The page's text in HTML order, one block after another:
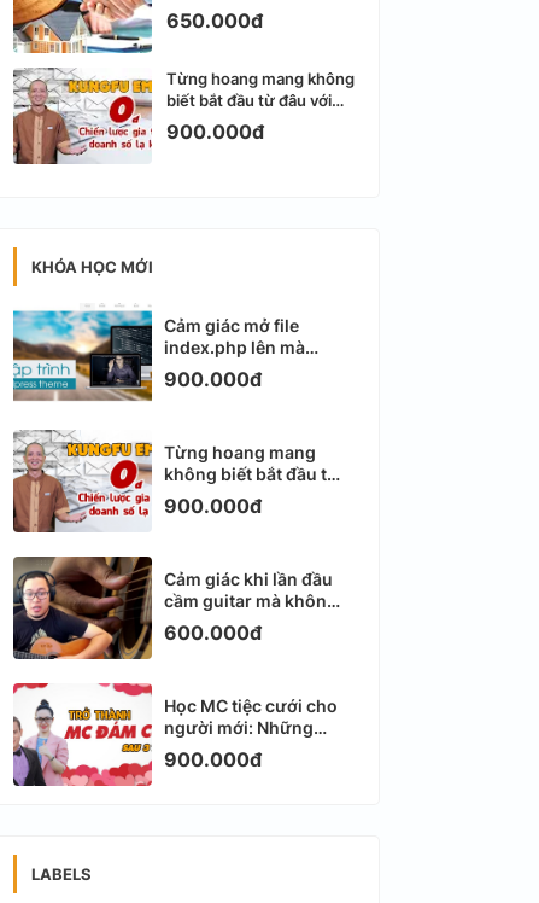
phong thủy bất động sản
650.000đ
Từng hoang mang không
biết bắt đầu từ đâu với
Email Marketing
900.000đ
KHÓA HỌC MỚI
Cảm giác mở file
index.php lên mà
không biết viết gì tiếp
theo
900.000đ
Từng hoang mang
không biết bắt đầu từ
đâu với Email
Marketing
900.000đ
Cảm giác khi lần đầu
cầm guitar mà không
biết bắt đầu từ đâu
600.000đ
Học MC tiệc cưới cho
người mới: Những
ngày đầu thực sự khá
ngợp
900.000đ
LABELS